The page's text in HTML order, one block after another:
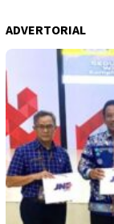
ADVERTORIAL